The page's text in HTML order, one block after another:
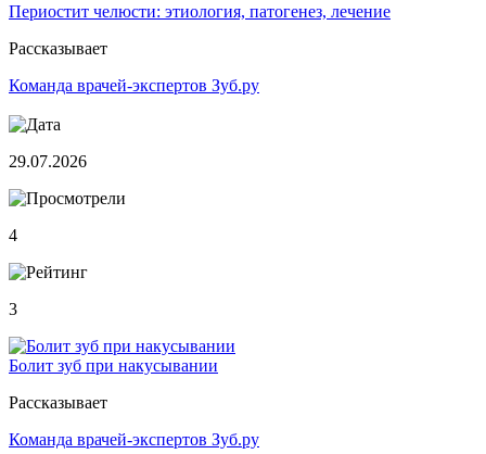
Периостит челюсти: этиология, патогенез, лечение
Рассказывает
Команда врачей-экспертов Зуб.ру
29.07.2026
4
3
Болит зуб при накусывании
Рассказывает
Команда врачей-экспертов Зуб.ру